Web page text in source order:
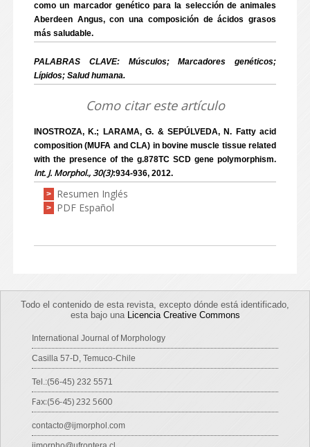
como un marcador genético para la selección de animales
Aberdeen Angus, con una composición de ácidos grasos
más saludable.
PALABRAS CLAVE: Músculos; Marcadores genéticos;
Lípidos; Salud humana.
Como citar este artículo
INOSTROZA, K.; LARAMA, G. & SEPÚLVEDA, N. Fatty acid
composition (MUFA and CLA) in bovine muscle tissue related
with the presence of the g.878TC SCD gene polymorphism.
Int. J. Morphol., 30(3):934-936, 2012.
> Resumen Inglés
> PDF Español
Todo el contenido de esta revista, excepto dónde está identificado,
esta bajo una Licencia Creative Commons
International Journal of Morphology
Casilla 57-D, Temuco-Chile
Tel.:(56-45) 232 5571
Fax:(56-45) 232 5600
contacto@ijmorphol.com